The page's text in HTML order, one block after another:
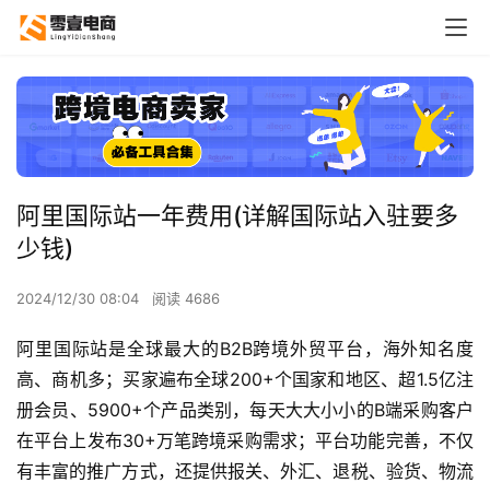
阿里国际站一年费用(详解国际站入驻要多
少钱)
2024/12/30 08:04 阅读 4686
阿里国际站是全球最大的B2B跨境外贸平台，海外知名度
高、商机多；买家遍布全球200+个国家和地区、超1.5亿注
册会员、5900+个产品类别，每天大大小小的B端采购客户
在平台上发布30+万笔跨境采购需求；平台功能完善，不仅
有丰富的推广方式，还提供报关、外汇、退税、验货、物流